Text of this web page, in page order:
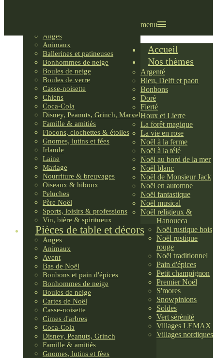
Anges
Animaux
Ballerines et patineuses
Bonhommes de neige
Boules de neige
Boules de verre
Casse-noisette
Chiens
Coca-Cola
Disney, Peanuts, Grinch, Marvel
Famille & amitiés
Flocons, clochettes & étoiles
Gnomes, lutins et fées
Irlande
Laine
Mariage
Nourriture & breuvages
Oiseaux & hiboux
Peluches
Père Noël
Sports, loisirs & professions
Vin, bière & spiritueux
Pièces de table et décors
Anges
Animaux
Avent
Bas de Noël
Bonbons et pain d'épices
Bonhommes de neige
Boules de neige
Cartes de Noël
Casse-noisette
Cimes d'arbres
Coca-Cola
Disney, Peanuts, Grinch
Famille & amitiés
Gnomes, lutins et fées
menu
Accueil
Nos thèmes
Argenté
Bleu, Delft et paon
Bonbons
Doré
Fierté
Houx et Lierre
La forêt magique
La vie en rose
Noël à la ferme
Noël à la télé
Noël au bord de la mer
Noël blanc
Noël de Monsieur Jack
Noël en automne
Noël fantastique
Noël musical
Noël religieux &
Hanoucca
Noël rustique bois
Noël rustique
rouge
Noël traditionnel
Pain d'épices
Petit champignon
Premier Noël
S'mores
Snowpinions
Soldes
Vert sérénité
Villages LEMAX
Villages nordiques